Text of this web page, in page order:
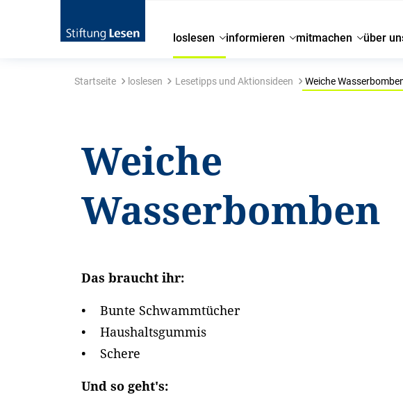
loslesen informieren mitmachen über
Startseite loslesen Lesetipps und Aktionsideen Weiche
Weiche
Wasserbomben
Das braucht ihr:
• Bunte Schwammtücher
• Haushaltsgummis
• Schere
Und so geht's: